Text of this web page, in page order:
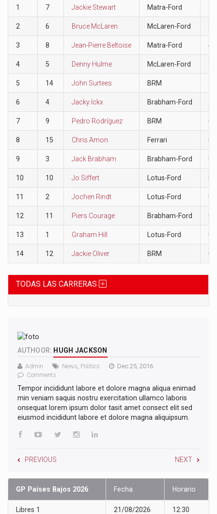
1 7 Jackie Stewart Matra-Ford 9
2 6 Bruce McLaren McLaren-Ford 6
3 8 Jean-Pierre Beltoise Matra-Ford 4
4 5 Denny Hulme McLaren-Ford 3
5 14 John Surtees BRM 2
6 4 Jacky Ickx Brabham-Ford
7 9 Pedro Rodríguez BRM 0
8 15 Chris Amon Ferrari 0
9 3 Jack Brabham Brabham-Ford 0
10 10 Jo Siffert Lotus-Ford 0
11 2 Jochen Rindt Lotus-Ford 0
12 11 Piers Courage Brabham-Ford 0
13 1 Graham Hill Lotus-Ford 0
14 12 Jackie Oliver BRM 0
TODAS LAS CARRERAS
AUTHOOR: HUGH JACKSON
Admin News Politics
Dec 25, 2016
Comments
Tempor incididunt labore et dolore magna aliqua enimad
min veniam saquis nostru exercitation ullamco laboris
onsequat lorem ipsum dolor tasit amet consect elit sed
eiusmod incididunt labore et dolore magna aliquipsum.
PREVIOUS NEXT
GP Países Bajos 2026 Fecha Horario
Libres 1 21/08/2026 12:30